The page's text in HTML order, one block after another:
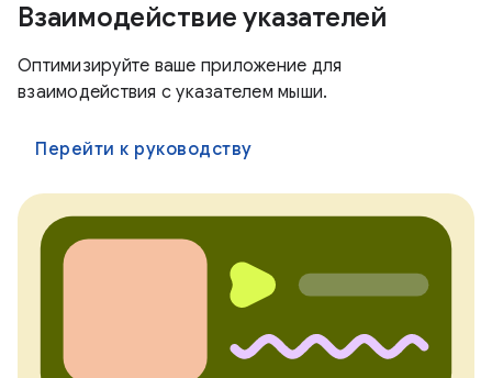
Взаимодействие указателей
Оптимизируйте ваше приложение для
взаимодействия с указателем мыши.
Перейти к руководству